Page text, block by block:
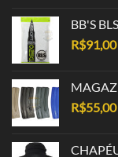
BB'S
R$91,00
R$55,00